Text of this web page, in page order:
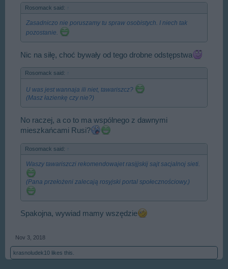
Rosomack said:
Zasadniczo nie poruszamy tu spraw osobistych. I niech tak
pozostanie.
Nic na siłę, choć bywały od tego drobne odstępstwa
Rosomack said:
U was jest wannaja ili niet, tawariszcz?
(Masz łazienkę czy nie?)
No raczej, a co to ma wspólnego z dawnymi
mieszkańcami Rusi?
Rosomack said:
Waszy tawariszczi rekomendowajet rasijjskij sajt sacjalnoj sieti.
(Pana przełożeni zalecają rosyjski portal społecznościowy.)
Spakojna, wywiad mamy wszędzie
Nov 3, 2018
krasnoludek10 likes this.